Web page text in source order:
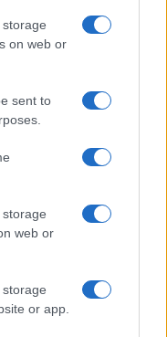
on web or
sent to
web or
or app.
paura tra Olbia e
ad Arzachena,